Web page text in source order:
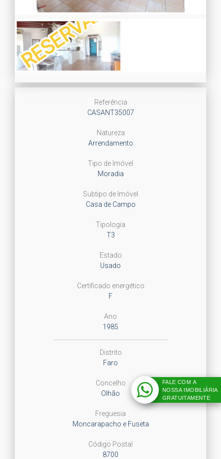
Referência
CASANT35007
Natureza
Arrendamento
Tipo de Imóvel
Moradia
Subtipo de Imóvel
Casa de Campo
Tipologia
T3
Estado
Usado
Certificado energético
F
Ano
1985
Distrito
Faro
Concelho
Olhão
Freguesia
Moncarapacho e Fuseta
Código Postal
8700
FALE COM A
NOSSA IMOBILIÁRIA
GRATUITAMENTE